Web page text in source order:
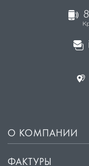
О КОМПАНИИ
ФАКТУРЫ